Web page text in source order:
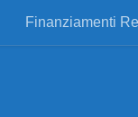
Finanziamenti